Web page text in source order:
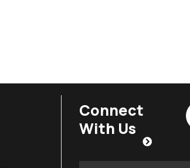
Connect
With Us